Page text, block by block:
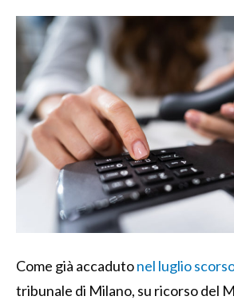
Come già accadutonel luglio
tribunale di Milano, su ricorso del